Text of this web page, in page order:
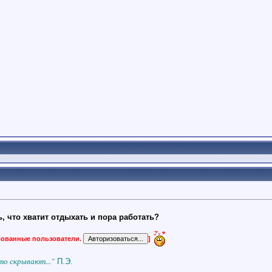
хватит отдыхать и пора работать?
пользователи. ]
скрывают..." П.Э.